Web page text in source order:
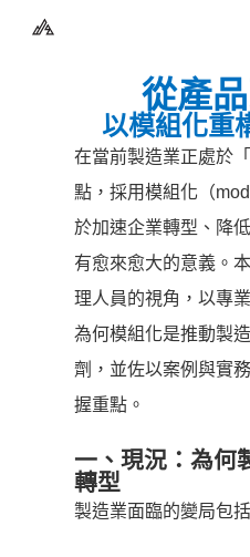
從產
以模組化重
在當前製造業正處於
點，採用模組化（
於加速企業轉型、降
有愈來愈大的意義。
理人員的視角，以專
為何模組化是推動製
劑，並佐以案例與實
握重點。
一、現況：為何
轉型
製造業面臨的變局包括